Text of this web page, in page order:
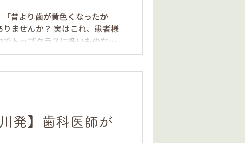
できません。
昔より歯が黄色くなったか
ませんか？ 実はこれ、患者様
トップクラスに多いものなの
身も「昔に比べて色が濃くなっ
カニズムと、歯を削らずに
歯が変色する原因には、大きく
内側から」の2種類がありま
発】歯科医師が